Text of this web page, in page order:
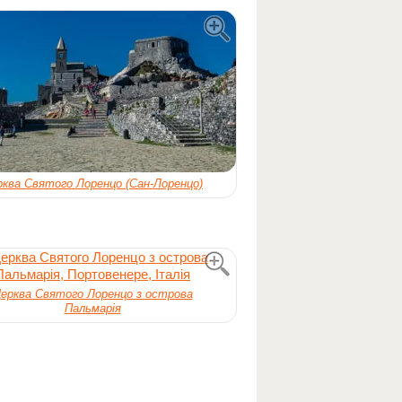
Святого Лоренцо (Сан-Лоренцо)
Святого Лоренцо з острова
Пальмарія